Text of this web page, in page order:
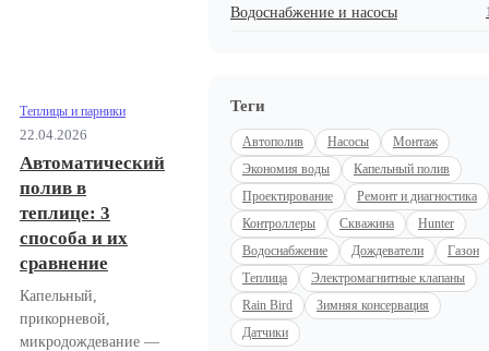
Теплицы и парники
22.04.2026
Автоматический
полив в
теплице: 3
способа и их
сравнение
Капельный,
прикорневой,
микродождевание —
Водоснабжение и насосы
Теги
Автополив Насосы
Монтаж
Экономия воды
Капельный полив
Проектирование
Ремонт и диагностика
Контроллеры
Скважина
Hunter
Водоснабжение
Дождеватели
Газон
Теплица
Электромагнитные клапаны
Rain Bird
Зимняя консервация
Датчики